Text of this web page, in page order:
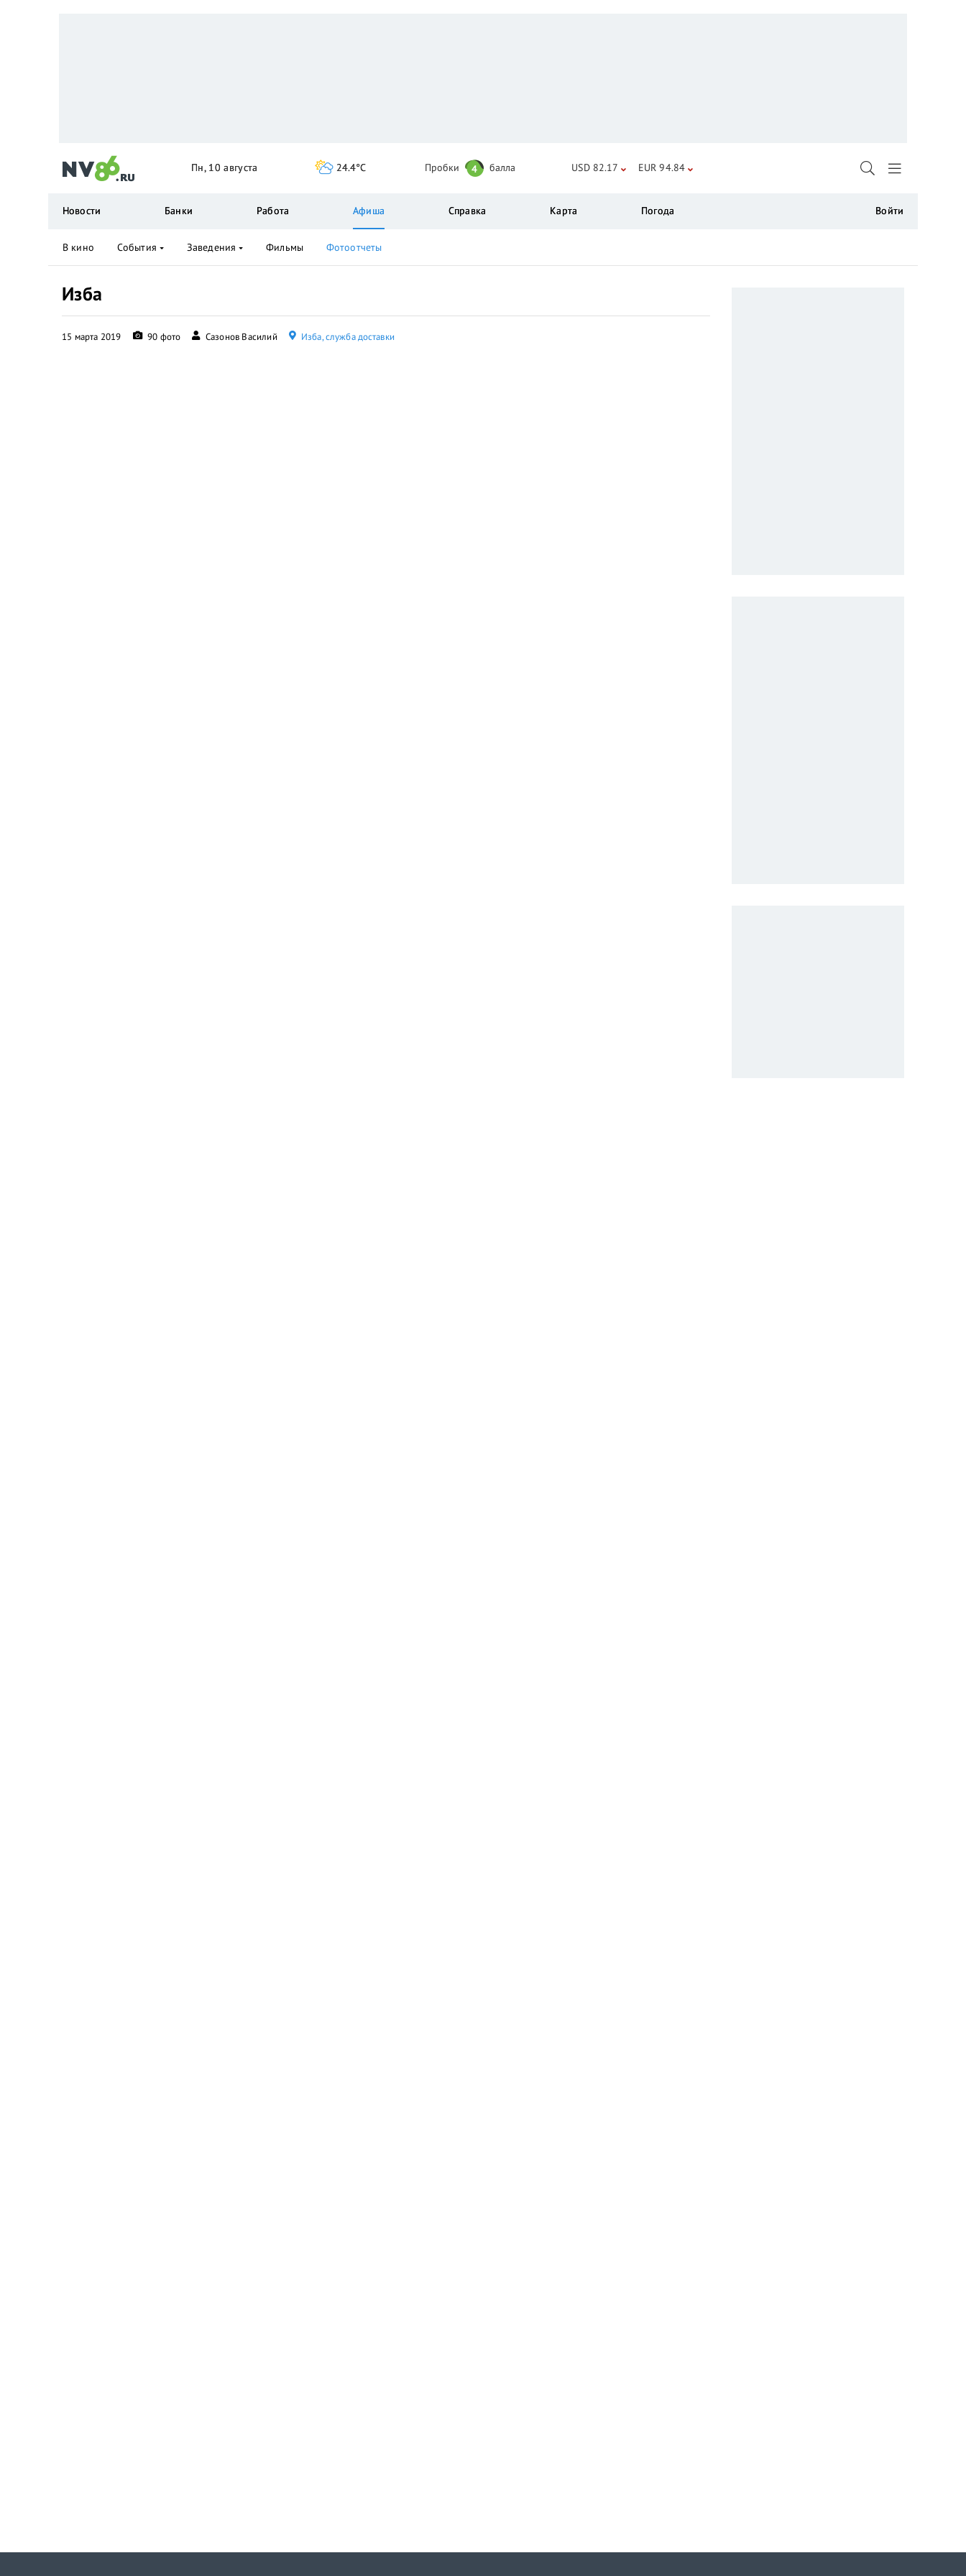
Изба
15 марта 2019 90 фото Сазонов Василий Изба, служба доставки
Пн, 10 августа 24.4°C Пробки 4 балла USD 82.17 EUR 94.84
Новости Банки Работа Афиша Справка Карта Погода Войти
В кино События Заведения Фильмы Фотоотчеты